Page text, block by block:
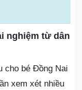
nghiệm từ dân
cho bé Đồng Nai
xem xét nhiều